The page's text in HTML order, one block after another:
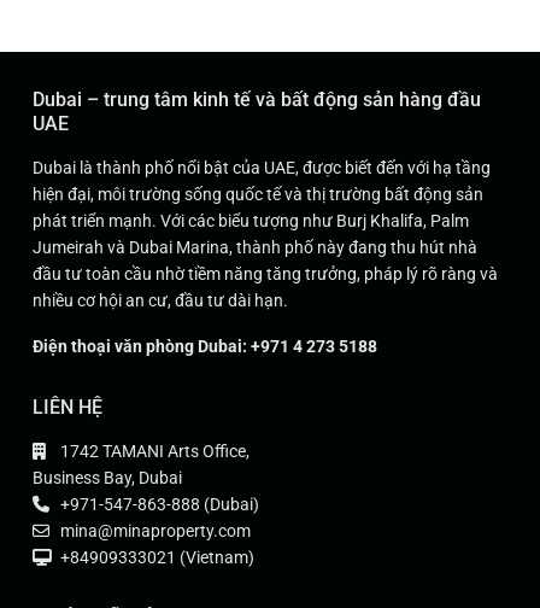
Dubai – trung tâm kinh tế và bất động sản hàng đầu
UAE
Dubai là thành phố nổi bật của UAE, được biết đến với hạ tầng
hiện đại, môi trường sống quốc tế và thị trường bất động sản
phát triển mạnh. Với các biểu tượng như Burj Khalifa, Palm
Jumeirah và Dubai Marina, thành phố này đang thu hút nhà
đầu tư toàn cầu nhờ tiềm năng tăng trưởng, pháp lý rõ ràng và
nhiều cơ hội an cư, đầu tư dài hạn.
Điện thoại văn phòng Dubai: +971 4 273 5188
LIÊN HỆ
1742 TAMANI Arts Office,
Business Bay, Dubai
+971-547-863-888 (Dubai)
mina@minaproperty.com
+84909333021 (Vietnam)